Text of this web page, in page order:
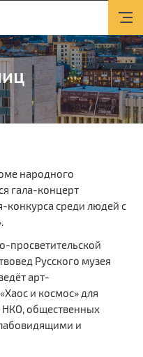
развития
народного
гала-концерт
конкурса среди людей с
просветительской
Русского музея
арт-
и космос» для
НКО, общественных
и